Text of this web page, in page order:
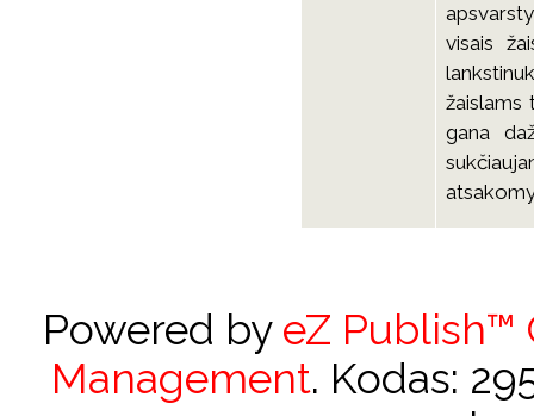
visais
žaislams
gana
Powered by eZ Publish™
Management. Kodas: